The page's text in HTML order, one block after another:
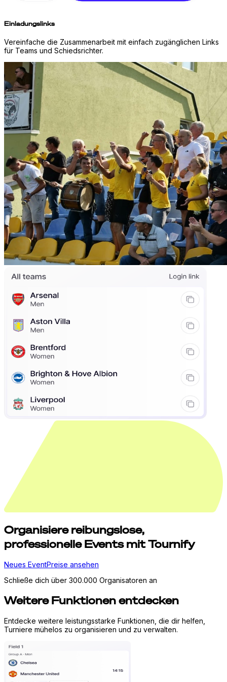
Einladungslinks
Vereinfache die Zusammenarbeit mit einfach zugänglichen Links
für Teams und Schiedsrichter.
Organisiere reibungslose,
professionelle Events mit Tournify
Neues EventPreise ansehen
Schließe dich über 300.000 Organisatoren an
Weitere Funktionen entdecken
Entdecke weitere leistungsstarke Funktionen, die dir helfen,
Turniere mühelos zu organisieren und zu verwalten.